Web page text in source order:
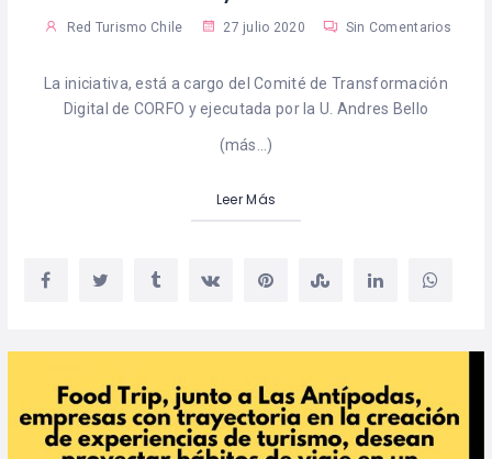
Red Turismo Chile 27 julio 2020 Sin Comentarios
La iniciativa, está a cargo del Comité de Transformación
Digital de CORFO y ejecutada por la U. Andres Bello
(más…)
Leer Más